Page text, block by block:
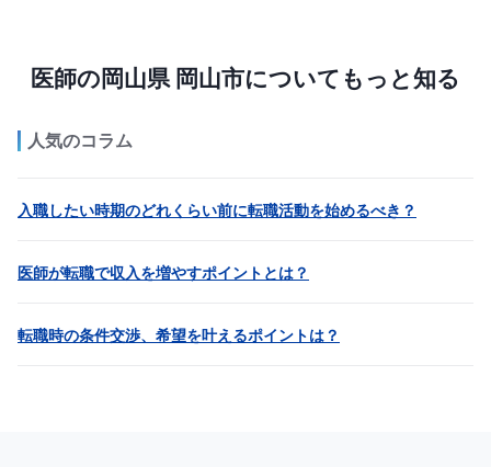
医師の岡山県 岡山市についてもっと知る
人気のコラム
入職したい時期のどれくらい前に転職活動を始めるべき？
医師が転職で収入を増やすポイントとは？
転職時の条件交渉、希望を叶えるポイントは？